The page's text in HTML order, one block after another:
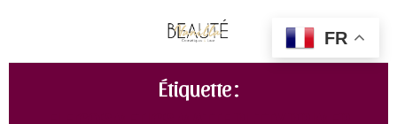
Étiquette :
FR